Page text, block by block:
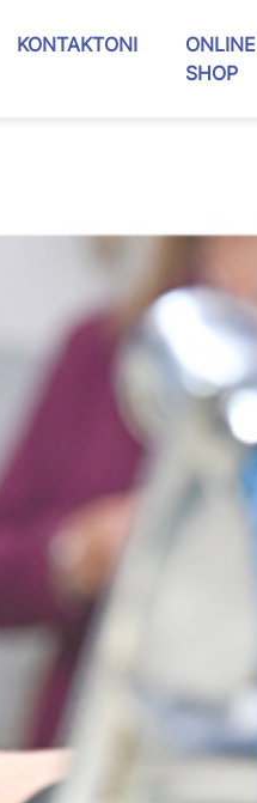
KONTAKTONI
ONLINE
SHOP